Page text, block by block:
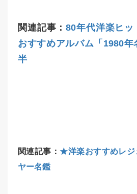
関連記事：80年代洋楽ヒッ
おすすめアルバム「1980
半
関連記事：★洋楽おすすめレジ
ヤー名鑑